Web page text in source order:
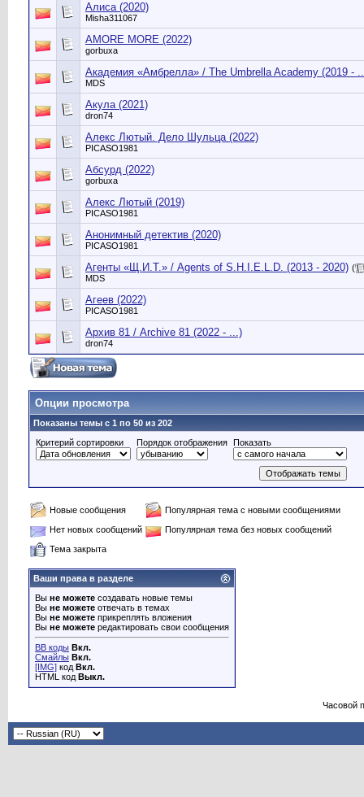
Алиса (2020)
Misha311067
AMORE MORE (2022)
gorbuxa
Академия «Амбрелла» / The Umbrella Academy (2019 -
MDS
Акула (2021)
dron74
Алекс Лютый. Дело Шульца (2022)
PICASO1981
Абсурд (2022)
gorbuxa
Алекс Лютый (2019)
PICASO1981
Анонимный детектив (2020)
PICASO1981
Агенты «Щ.И.Т.» / Agents of S.H.I.E.L.D. (2013 - 2020) (
MDS
Агеев (2022)
PICASO1981
Архив 81 / Archive 81 (2022 - ...)
dron74
Опции просмотра
Показаны темы с 1 по 50 из 202
Критерий сортировки
Порядок отображения Показать
Новые сообщения
Популярная тема с новыми сообщениями
Нет новых сообщений
Популярная тема без новых сообщений
Тема закрыта
Ваши права в разделе
Вы не можете создавать новые темы
Вы не можете отвечать в темах
Вы не можете прикреплять вложения
Вы не можете редактировать свои сообщения
BB коды Вкл.
Смайлы Вкл.
[IMG] код Вкл.
HTML код Выкл.
Часовой